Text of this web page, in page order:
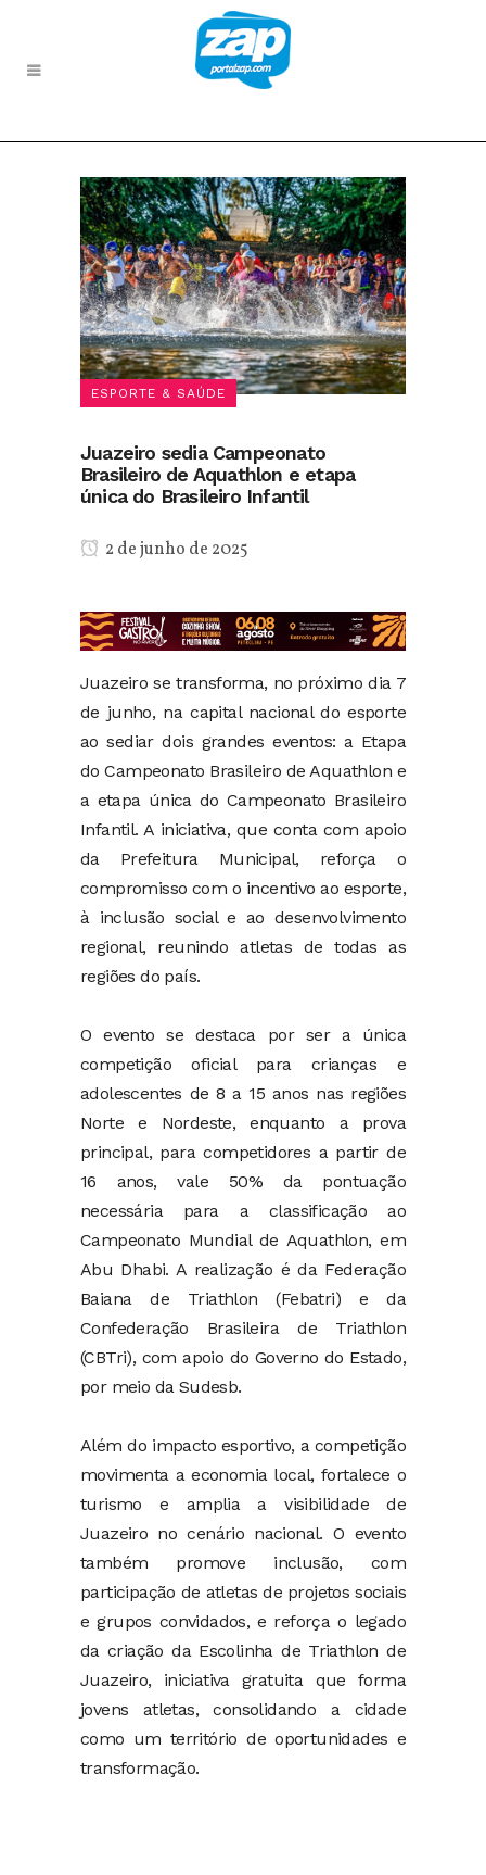
ESPORTE & SAÚDE
Juazeiro sedia Campeonato
Brasileiro de Aquathlon e etapa
única do Brasileiro Infantil
2 de junho de 2025
Juazeiro se transforma, no próximo dia 7
de junho, na capital nacional do esporte
ao sediar dois grandes eventos: a Etapa
do Campeonato Brasileiro de Aquathlon e
a etapa única do Campeonato Brasileiro
Infantil. A iniciativa, que conta com apoio
da Prefeitura Municipal, reforça o
compromisso com o incentivo ao esporte,
à inclusão social e ao desenvolvimento
regional, reunindo atletas de todas as
regiões do país.
O evento se destaca por ser a única
competição oficial para crianças e
adolescentes de 8 a 15 anos nas regiões
Norte e Nordeste, enquanto a prova
principal, para competidores a partir de
16 anos, vale 50% da pontuação
necessária para a classificação ao
Campeonato Mundial de Aquathlon, em
Abu Dhabi. A realização é da Federação
Baiana de Triathlon (Febatri) e da
Confederação Brasileira de Triathlon
(CBTri), com apoio do Governo do Estado,
por meio da Sudesb.
Além do impacto esportivo, a competição
movimenta a economia local, fortalece o
turismo e amplia a visibilidade de
Juazeiro no cenário nacional. O evento
também promove inclusão, com
participação de atletas de projetos sociais
e grupos convidados, e reforça o legado
da criação da Escolinha de Triathlon de
Juazeiro, iniciativa gratuita que forma
jovens atletas, consolidando a cidade
como um território de oportunidades e
transformação.